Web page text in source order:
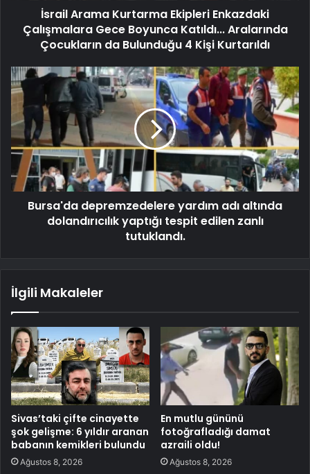
İsrail Arama Kurtarma Ekipleri Enkazdaki
Çalışmalara Gece Boyunca Katıldı... Aralarında
Çocukların da Bulunduğu 4 Kişi Kurtarıldı
Bursa'da depremzedelere yardım adı altında
dolandırıcılık yaptığı tespit edilen zanlı
tutuklandı.
İlgili Makaleler
Sivas’taki çifte cinayette
şok gelişme: 6 yıldır aranan
babanın kemikleri bulundu
Ağustos 8, 2026
En mutlu gününü
fotoğrafladığı damat
azraili oldu!
Ağustos 8, 2026